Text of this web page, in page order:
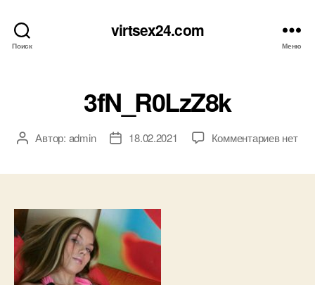
Поиск
virtsex24.com
Меню
3fN_R0LzZ8k
АвторАвтор: admin
Дата18.02.2021 Комментариевк
нет